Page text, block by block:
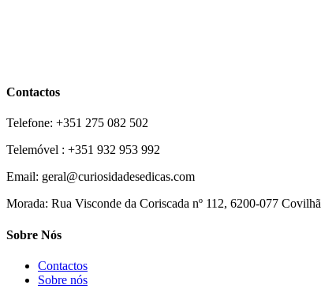
Contactos
Telefone: +351 275 082 502
Telemóvel : +351 932 953 992
Email: geral@curiosidadesedicas.com
Morada: Rua Visconde da Coriscada nº 112, 6200-077 Covilhã
Sobre Nós
Contactos
Sobre nós